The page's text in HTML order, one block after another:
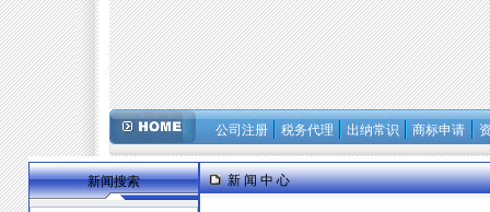
公司注册 税务代理 出纳常识 商标申请
新闻搜索 新 闻 中 心